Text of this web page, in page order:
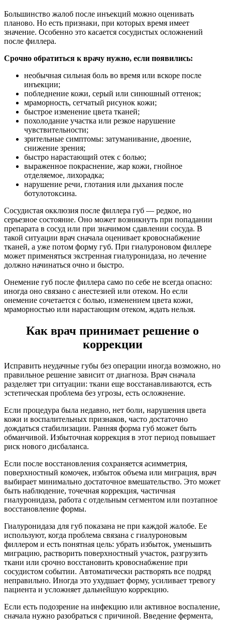
Большинство жалоб после инъекций можно оценивать
планово. Но есть признаки, при которых время имеет
значение. Особенно это касается сосудистых осложнений
после филлера.
Срочно обратиться к врачу нужно, если появились:
необычная сильная боль во время или вскоре после
инъекции;
побледнение кожи, серый или синюшный оттенок;
мраморность, сетчатый рисунок кожи;
быстрое изменение цвета тканей;
похолодание участка или резкое нарушение
чувствительности;
зрительные симптомы: затуманивание, двоение,
снижение зрения;
быстро нарастающий отек с болью;
выраженное покраснение, жар кожи, гнойное
отделяемое, лихорадка;
нарушение речи, глотания или дыхания после
ботулотоксина.
Сосудистая окклюзия после филлера губ — редкое, но
серьезное состояние. Оно может возникнуть при попадании
препарата в сосуд или при значимом сдавлении сосуда. В
такой ситуации врач сначала оценивает кровоснабжение
тканей, а уже потом форму губ. При гиалуроновом филлере
может применяться экстренная гиалуронидаза, но лечение
должно начинаться очно и быстро.
Онемение губ после филлера само по себе не всегда опасно:
иногда оно связано с анестезией или отеком. Но если
онемение сочетается с болью, изменением цвета кожи,
мраморностью или нарастающим отеком, ждать нельзя.
Как врач принимает решение о
коррекции
Исправить неудачные губы без операции иногда возможно, но
правильное решение зависит от диагноза. Врач сначала
разделяет три ситуации: ткани еще восстанавливаются, есть
эстетическая проблема без угрозы, есть осложнение.
Если процедура была недавно, нет боли, нарушения цвета
кожи и воспалительных признаков, часто достаточно
дождаться стабилизации. Ранняя форма губ может быть
обманчивой. Избыточная коррекция в этот период повышает
риск нового дисбаланса.
Если после восстановления сохраняется асимметрия,
поверхностный комочек, избыток объема или миграция, врач
выбирает минимально достаточное вмешательство. Это может
быть наблюдение, точечная коррекция, частичная
гиалуронидаза, работа с отдельным сегментом или поэтапное
восстановление формы.
Гиалуронидаза для губ показана не при каждой жалобе. Ее
используют, когда проблема связана с гиалуроновым
филлером и есть понятная цель: убрать избыток, уменьшить
миграцию, растворить поверхностный участок, разгрузить
ткани или срочно восстановить кровоснабжение при
сосудистом событии. Автоматически растворять все подряд
неправильно. Иногда это ухудшает форму, усиливает тревогу
пациента и усложняет дальнейшую коррекцию.
Если есть подозрение на инфекцию или активное воспаление,
сначала нужно разобраться с причиной. Введение фермента,